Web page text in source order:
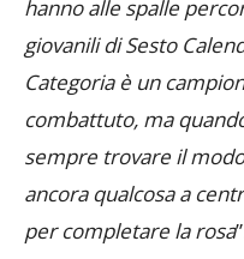
(difensore classe ’02,
hanno alle spalle
giovanili di Sesto
Categoria è un
combattuto, ma
sempre trovare il
ancora qualcosa a